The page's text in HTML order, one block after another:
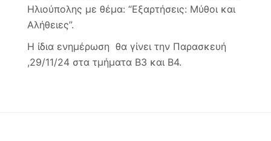
Ηλιούπολης με θέμα: “Εξαρτήσεις: Mύθοι και
Αλήθειες”.
Η ίδια ενημέρωση θα γίνει την Παρασκευή
,29/11/24 στα τμήματα Β3 και Β4.